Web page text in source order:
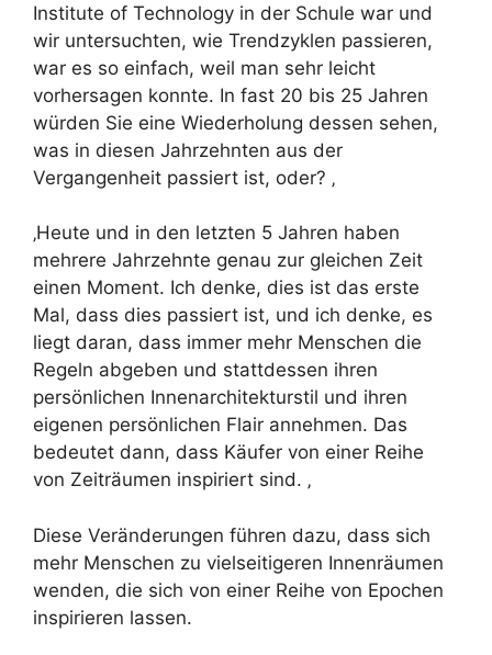
Institute of Technology in der Schule war und
wir untersuchten, wie Trendzyklen passieren,
war es so einfach, weil man sehr leicht
vorhersagen konnte. In fast 20 bis 25 Jahren
würden Sie eine Wiederholung dessen sehen,
was in diesen Jahrzehnten aus der
Vergangenheit passiert ist, oder? ‚
‚Heute und in den letzten 5 Jahren haben
mehrere Jahrzehnte genau zur gleichen Zeit
einen Moment. Ich denke, dies ist das erste
Mal, dass dies passiert ist, und ich denke, es
liegt daran, dass immer mehr Menschen die
Regeln abgeben und stattdessen ihren
persönlichen Innenarchitekturstil und ihren
eigenen persönlichen Flair annehmen. Das
bedeutet dann, dass Käufer von einer Reihe
von Zeiträumen inspiriert sind. ‚
Diese Veränderungen führen dazu, dass sich
mehr Menschen zu vielseitigeren Innenräumen
wenden, die sich von einer Reihe von Epochen
inspirieren lassen.